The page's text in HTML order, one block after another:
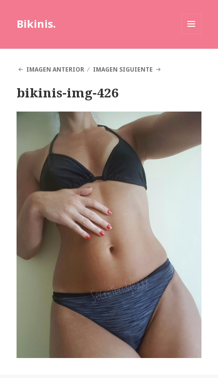
Bikinis.
IMAGEN ANTERIOR
IMAGEN SIGUIENTE
bikinis-img-426